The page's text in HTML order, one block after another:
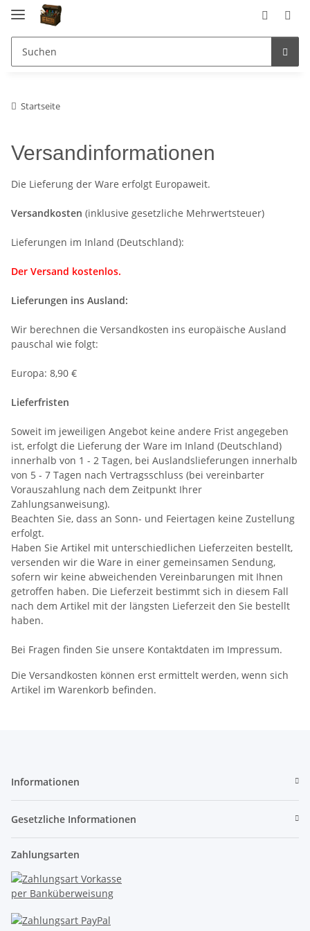
Startseite
Versandinformationen
Die Lieferung der Ware erfolgt Europaweit.
Versandkosten (inklusive gesetzliche Mehrwertsteuer)
Lieferungen im Inland (Deutschland):
Der Versand kostenlos.
Lieferungen ins Ausland:
Wir berechnen die Versandkosten ins europäische Ausland
pauschal wie folgt:
Europa: 8,90 €
Lieferfristen
Soweit im jeweiligen Angebot keine andere Frist angegeben
ist, erfolgt die Lieferung der Ware im Inland (Deutschland)
innerhalb von 1 - 2 Tagen, bei Auslandslieferungen innerhalb
von 5 - 7 Tagen nach Vertragsschluss (bei vereinbarter
Vorauszahlung nach dem Zeitpunkt Ihrer
Zahlungsanweisung).
Beachten Sie, dass an Sonn- und Feiertagen keine Zustellung
erfolgt.
Haben Sie Artikel mit unterschiedlichen Lieferzeiten bestellt,
versenden wir die Ware in einer gemeinsamen Sendung,
sofern wir keine abweichenden Vereinbarungen mit Ihnen
getroffen haben. Die Lieferzeit bestimmt sich in diesem Fall
nach dem Artikel mit der längsten Lieferzeit den Sie bestellt
haben.
Bei Fragen finden Sie unsere Kontaktdaten im Impressum.
Die Versandkosten können erst ermittelt werden, wenn sich
Artikel im Warenkorb befinden.
Informationen
Gesetzliche Informationen
Zahlungsarten